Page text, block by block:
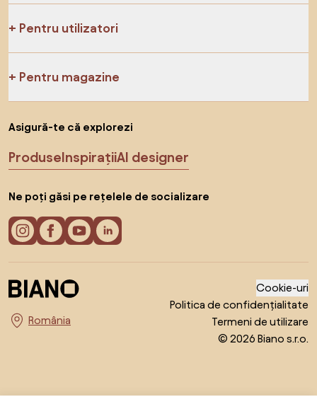
Pentru utilizatori
Pentru magazine
Asigură-te că explorezi
ProduseInspirațiiAI designer
Ne poți găsi pe rețelele de socializare
Alege țara
Cookie-uri
Politica de confidențialitate
Termeni de utilizare
© 2026 Biano s.r.o.